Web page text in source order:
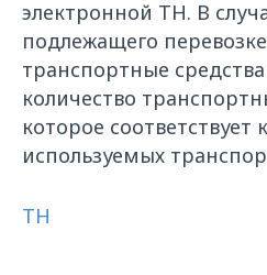
электронной ТН. В
подлежащего
транспортные средства
количество
которое соответствует
используемых
ТН